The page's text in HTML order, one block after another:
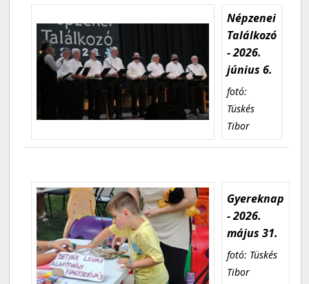
Népzenei
Találkozó
- 2026.
június 6.
fotó:
Tüskés
Tibor
Gyereknap
- 2026.
május 31.
fotó: Tüskés
Tibor